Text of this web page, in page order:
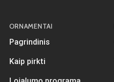
ORNAMENTAI
Pagrindinis
Kaip pirkti